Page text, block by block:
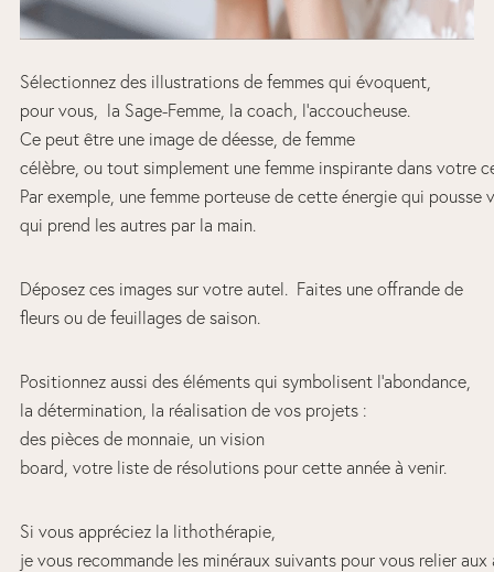
Sélectionnez des illustrations de femmes qui évoquent,
pour vous, la Sage-Femme, la coach, l’accoucheuse.
Ce peut être une image de déesse, de femme
célèbre, ou tout simplement une femme inspirante dans votre
Par exemple, une femme porteuse de cette énergie qui pousse
qui prend les autres par la main.
Déposez ces images sur votre autel. Faites une offrande de
fleurs ou de feuillages de saison.
Positionnez aussi des éléments qui symbolisent l’abondance,
la détermination, la réalisation de vos projets :
des pièces de monnaie, un vision
board, votre liste de résolutions pour cette année à venir.
Si vous appréciez la lithothérapie,
je vous recommande les minéraux suivants pour vous relier